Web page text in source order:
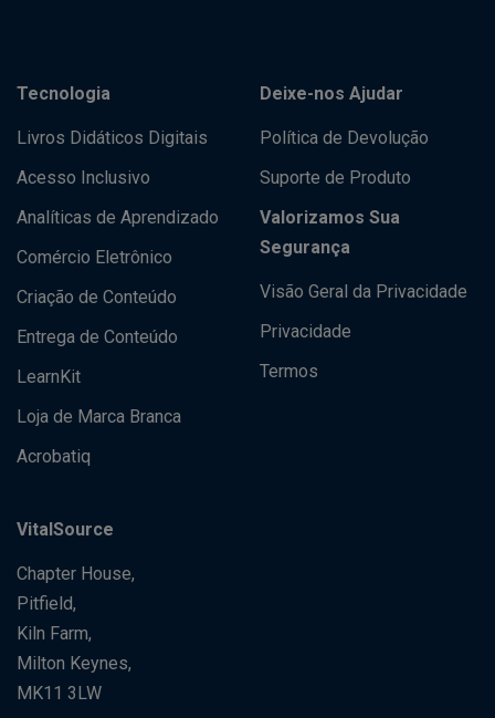
Tecnologia
Livros Didáticos Digitais
Acesso Inclusivo
Analíticas de Aprendizado
Comércio Eletrônico
Criação de Conteúdo
Entrega de Conteúdo
LearnKit
Loja de Marca Branca
Acrobatiq
Deixe-nos Ajudar
Política de Devolução
Suporte de Produto
Valorizamos Sua
Segurança
Visão Geral da Privacidade
Privacidade
Termos
VitalSource
Chapter House,
Pitfield,
Kiln Farm,
Milton Keynes,
MK11 3LW